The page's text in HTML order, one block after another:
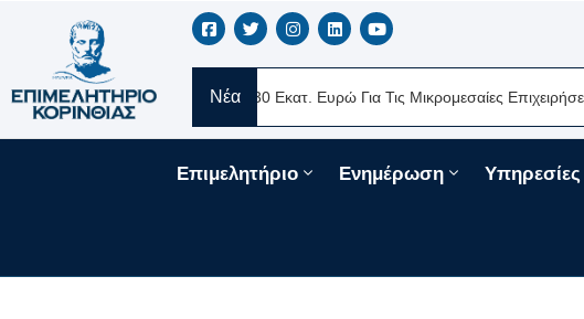
Νέα
Ελλάς Νέα Δάνεια 330 Εκατ. Ευρώ Για Τις Μικρομεσαίες Επιχειρήσεις Μέσω
Επιμελητήριο Ενημέρωση Υπηρεσίες